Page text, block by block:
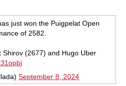
just won the Puigpelat Open
of 2582.
(2677) and Hugo Uber
September 8, 2024